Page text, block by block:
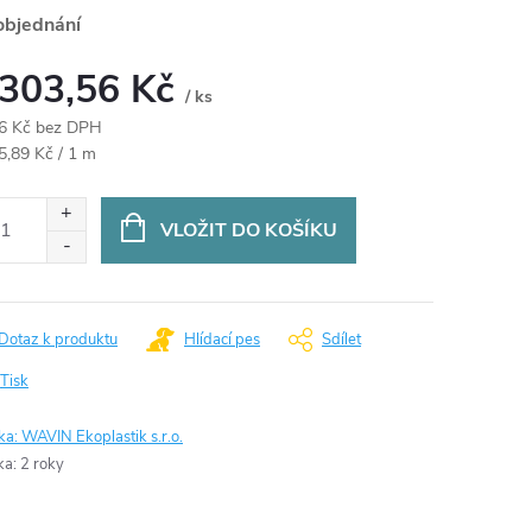
Kč / ks
Kč bez DPH
Kč / 1 m
VLOŽIT DO KOŠÍKU
Tisk
Dotaz k produktu Hlídací pes Sdílet
WAVIN Ekoplastik s.r.o.
: 2 roky